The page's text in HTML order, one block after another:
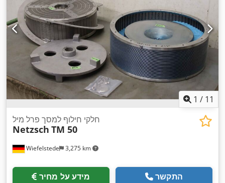
1 / 11
Wiefelstede 3,275 km
חלקי חילוף למסך פרל מיל
Netzsch TM 50
מידע על מחיר התקשר